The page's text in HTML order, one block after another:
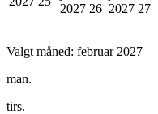
2027 26 2027 27
Valgt måned: februar 2027
man.
tirs.